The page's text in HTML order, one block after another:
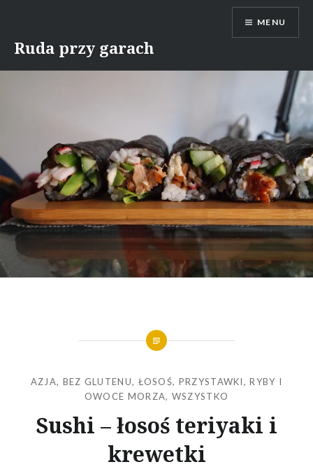
content
Ruda przy garach
MENU
AZJA, BEZ GLUTENU, ŁOSOŚ, PRZYSTAWKI,RYBY I
OWOCE MORZA, WSZYSTKO
Sushi – łosoś teriyaki i
krewetki